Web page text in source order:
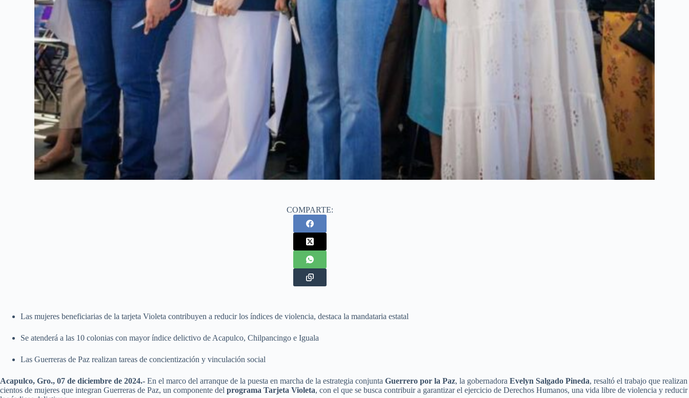
COMPARTE:
Las mujeres beneficiarias de la tarjeta Violeta contribuyen a reducir los índices de violencia, destaca la mandataria estatal
Se atenderá a las 10 colonias con mayor índice delictivo de Acapulco, Chilpancingo e Iguala
Las Guerreras de Paz realizan tareas de concientización y vinculación social
Acapulco, Gro., 07 de diciembre de 2024.- En el marco del arranque de la puesta en marcha de la estrategia conjunta Guerrero por la Paz, la gobernadora Evelyn Salgado Pineda, resaltó el trabajo que realizan
cientos de mujeres que integran Guerreras de Paz, un componente del programa Tarjeta Violeta, con el que se busca contribuir a garantizar el ejercicio de Derechos Humanos, una vida libre de violencia y reducir